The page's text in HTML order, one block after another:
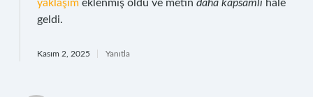
yaklaşım eklenmiş oldu ve metin daha kapsamlı hale
geldi.
Kasım 2, 2025 Yanıtla